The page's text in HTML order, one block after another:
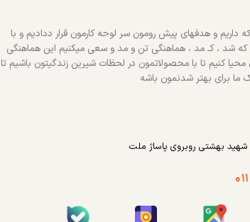
داریم و هدفهای پیش رومون سر لوحه کارمون قرار ددادیم و با
شد ، کـ مد ، هماهنگی تن و مد و سعی میکنیم این هماهنگی
کنیم تا با محصولاتمون در لحظات شیرین زندگیتون باشیم تا
ما برای بهتر شدنمون باشه
بهشتی روبروی پاساژ ملت